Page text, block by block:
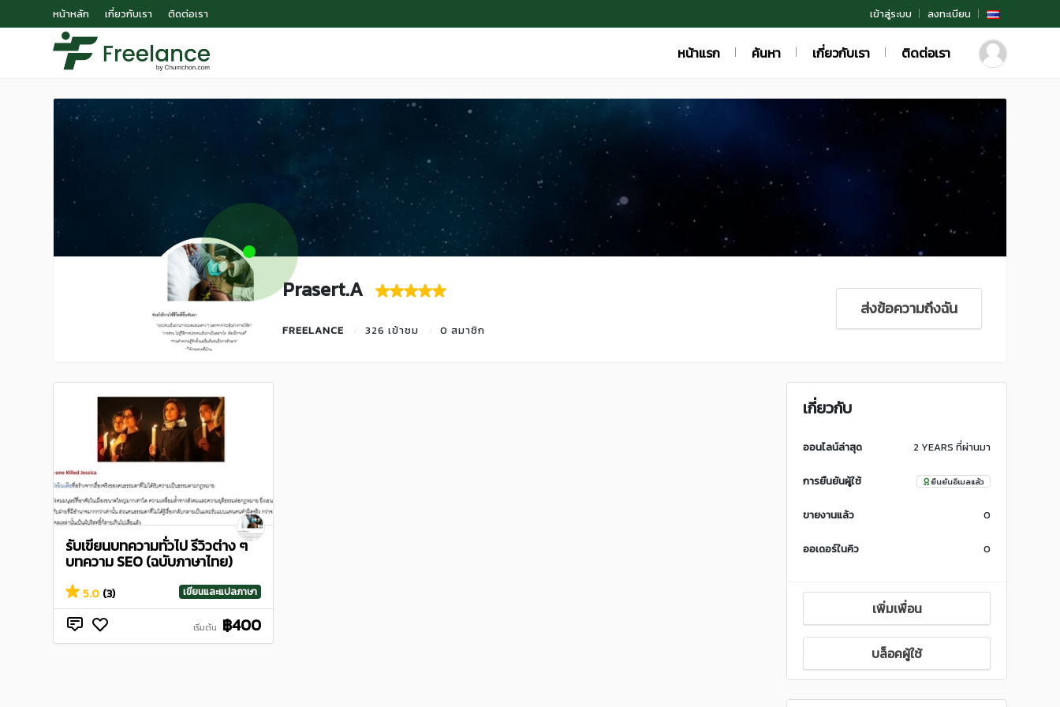
หน้าหลัก เกี่ยวกับเรา ติดต่อเรา เข้าสู่ระบบ ลงทะเบียน
หน้าแรก ค้นหา เกี่ยวกับเรา ติดต่อเรา
Prasert.A
FREELANCE 326 เข้าชม 0 สมาชิก
ส่งข้อความถึงฉัน
รับเขียนบทความทั่วไป รีวิวต่าง ๆ
บทความ SEO (ฉบับภาษาไทย)
5.0 (3) เขียนและแปลภาษา
เริ่มต้น ฿400
เกี่ยวกับ
ออนไลน์ล่าสุด 2 YEARS ที่ผ่านมา
การยืนยันผู้ใช้ ยืนยันอีเมลแล้ว
ขายงานแล้ว 0
ออเดอร์ในคิว 0
เพิ่มเพื่อน
บล็อคผู้ใช้